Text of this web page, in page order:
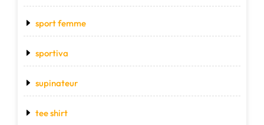
sport femme
sportiva
supinateur
tee shirt